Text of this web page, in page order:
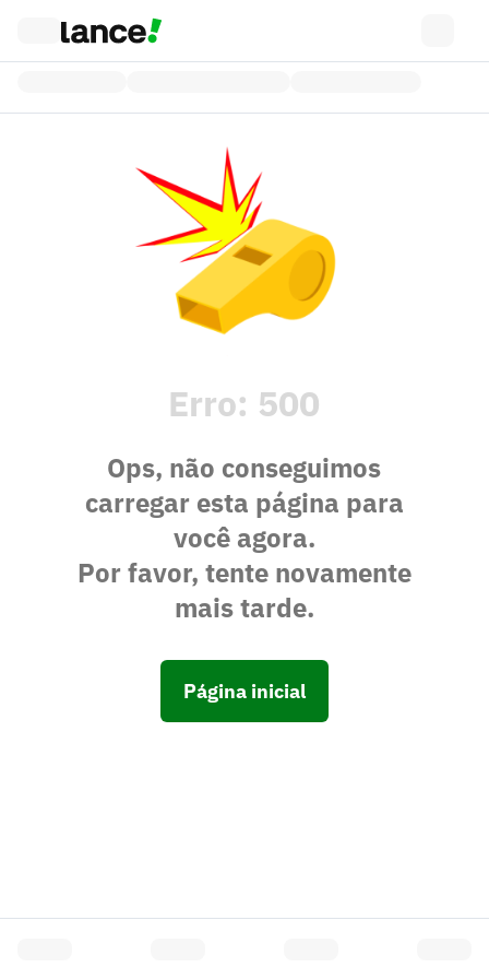
Erro: 500
Ops, não conseguimos
carregar esta página para
você agora.
Por favor, tente novamente
mais tarde.
Página inicial